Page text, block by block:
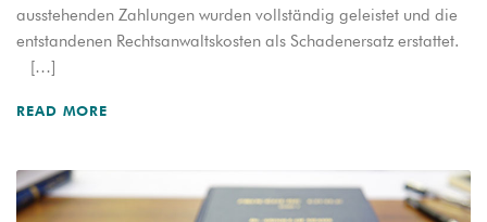
ausstehenden Zahlungen wurden vollständig geleistet und die
entstandenen Rechtsanwaltskosten als Schadenersatz erstattet.
[…]
READ MORE